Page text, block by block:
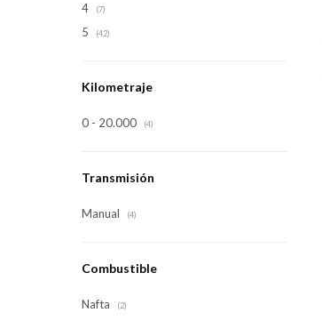
4 (7)
5 (42)
Kilometraje
0 - 20.000 (4)
Transmisión
Manual (4)
Combustible
Nafta (2)